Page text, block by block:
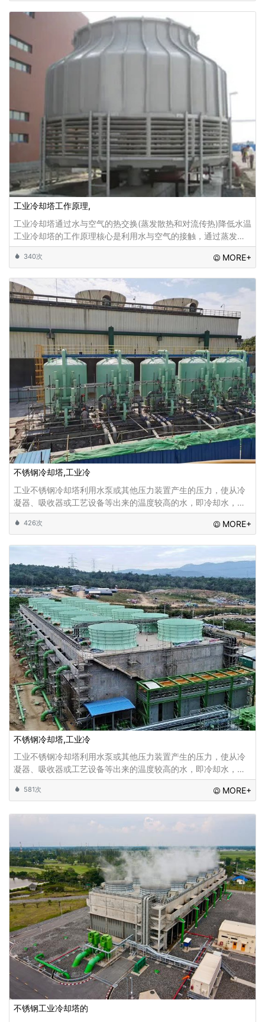
工业冷却塔工作原理,
工业冷却塔通过水与空气的热交换(蒸发散热和对流传热)降低水温
工业冷却塔的工作原理核心是利用水与空气的接触，通过蒸发散
热和对流传热来降低循环水的温度‌。具体过程如下：关键工作原
理步骤：热水循环‌：工业设备产生的热
340次 MORE+
不锈钢冷却塔,工业冷
工业不锈钢冷却塔利用水泵或其他压力装置产生的压力，使从冷
凝器、吸收器或工艺设备等出来的温度较高的水，即冷却水，被
输送到冷却塔的冷却盘管中，循环水进入冷却塔，通过在冷却塔
中的运动以及与风流体接触而进行热量的交换,
426次 MORE+
不锈钢冷却塔,工业冷
工业不锈钢冷却塔利用水泵或其他压力装置产生的压力，使从冷
凝器、吸收器或工艺设备等出来的温度较高的水，即冷却水，被
输送到冷却塔的冷却盘管中，循环水进入冷却塔，通过在冷却塔
中的运动以及与风流体接触而进行热量的交换,
581次 MORE+
不锈钢工业冷却塔的